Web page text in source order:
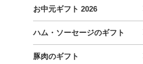
お中元ギフト 2026
ハム・ソーセージのギフト
豚肉のギフト